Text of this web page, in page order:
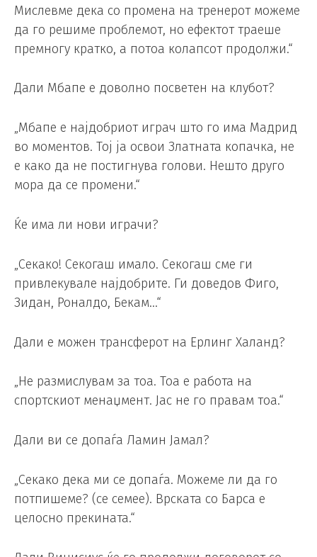
Мислевме дека со промена на тренерот можеме
да го решиме проблемот, но ефектот траеше
премногу кратко, а потоа колапсот продолжи.“
Дали Мбапе е доволно посветен на клубот?
„Мбапе е најдобриот играч што го има Мадрид
во моментов. Тој ја освои Златната копачка, не
е како да не постигнува голови. Нешто друго
мора да се промени.“
Ќе има ли нови играчи?
„Секако! Секогаш имало. Секогаш сме ги
привлекувале најдобрите. Ги доведов Фиго,
Зидан, Роналдо, Бекам…“
Дали е можен трансферот на Ерлинг Халанд?
„Не размислувам за тоа. Тоа е работа на
спортскиот менаџмент. Јас не го правам тоа.“
Дали ви се допаѓа Ламин Јамал?
„Секако дека ми се допаѓа. Можеме ли да го
потпишеме? (се семее). Врската со Барса е
целосно прекината.“